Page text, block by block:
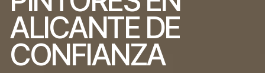
ALICANTE DE
CONFIANZA